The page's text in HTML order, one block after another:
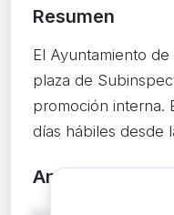
Resumen
El Ayuntamiento
plaza de
promoción interna.
días hábiles desde
Análisis